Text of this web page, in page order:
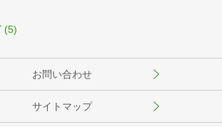
(5)
お問い合わせ
サイトマップ